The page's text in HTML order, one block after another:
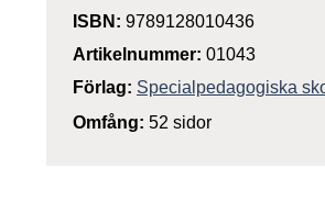
ISBN: 9789128010436
Artikelnummer: 01043
Förlag: Specialpedagogiska
Omfång: 52 sidor